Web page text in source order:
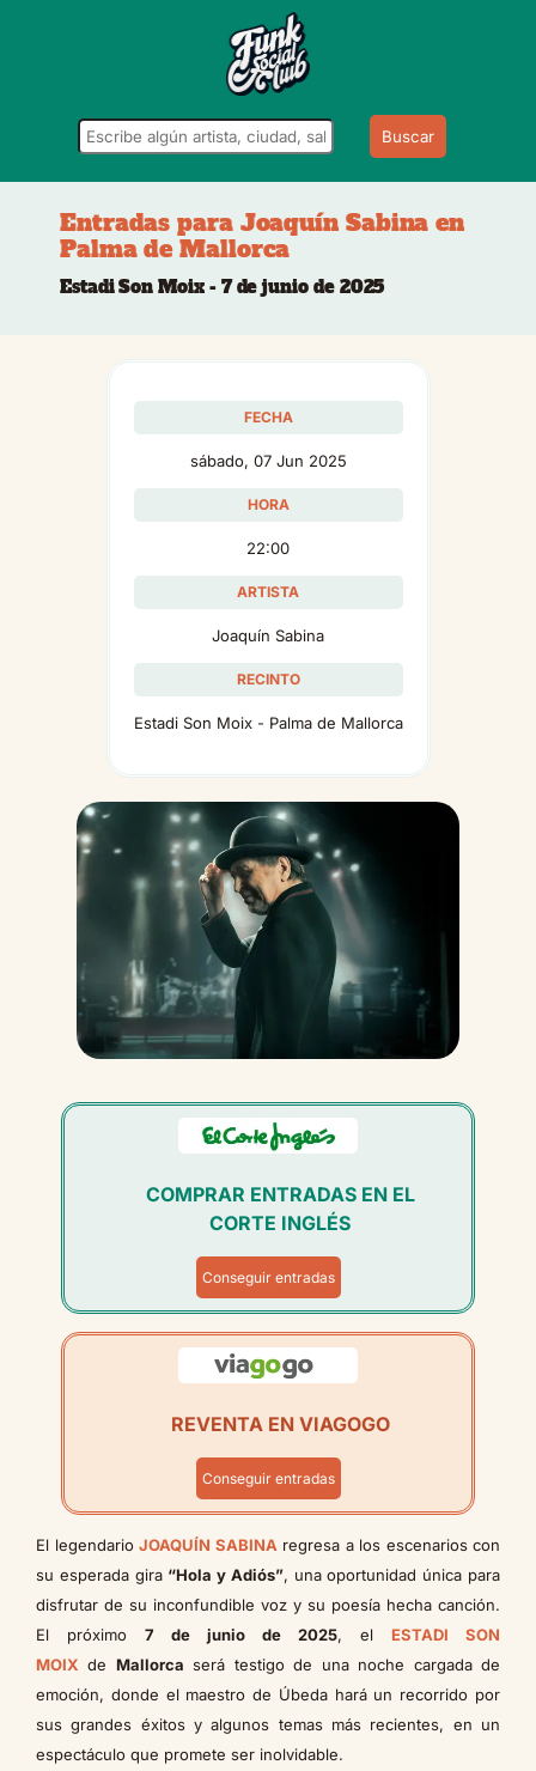
Buscar
Entradas para Joaquín Sabina en
Palma de Mallorca
Estadi Son Moix - 7 de junio de 2025
FECHA
sábado, 07 Jun 2025
HORA
22:00
ARTISTA
Joaquín Sabina
RECINTO
Estadi Son Moix - Palma de Mallorca
COMPRAR ENTRADAS EN EL
CORTE INGLÉS
Conseguir entradas
REVENTA EN VIAGOGO
Conseguir entradas
El legendario JOAQUÍN SABINA regresa a los escenarios con
su esperada gira “Hola y Adiós”, una oportunidad única para
disfrutar de su inconfundible voz y su poesía hecha canción.
El próximo 7 de junio de 2025, el ESTADI SON
MOIX de Mallorca será testigo de una noche cargada de
emoción, donde el maestro de Úbeda hará un recorrido por
sus grandes éxitos y algunos temas más recientes, en un
espectáculo que promete ser inolvidable.